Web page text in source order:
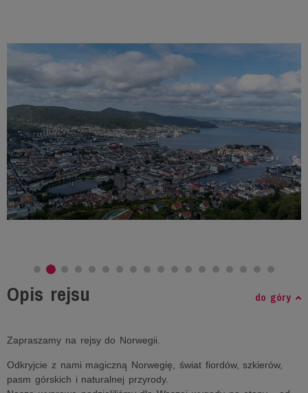
Opis rejsu do góry
Zapraszamy na rejsy do Norwegii.
Odkryjcie z nami magiczną Norwegię, świat fiordów, szkierów,
pasm górskich i naturalnej przyrody.